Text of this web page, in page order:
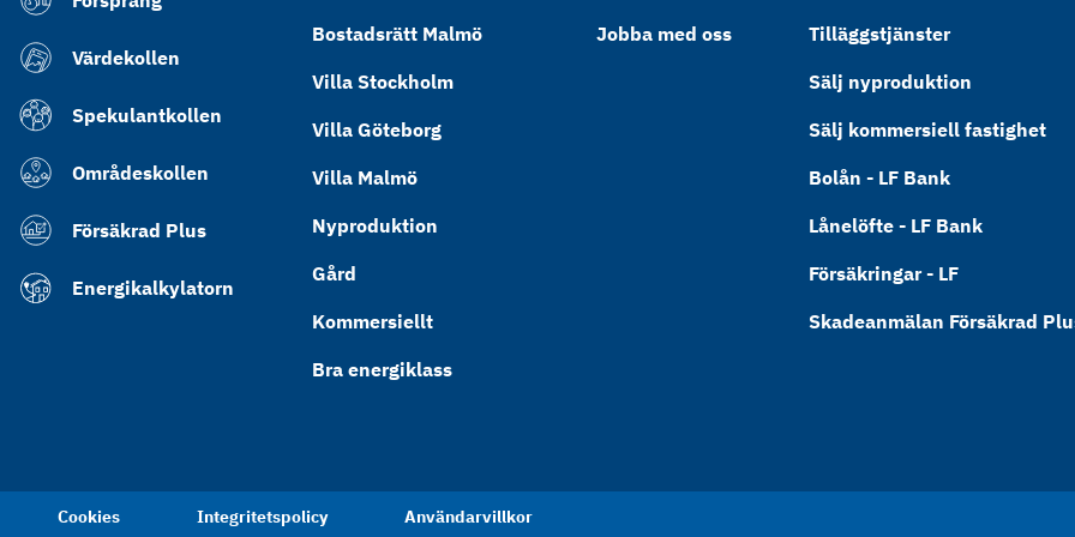
Värdekollen
Spekulantkollen
Områdeskollen
Försäkrad Plus
Energikalkylatorn
Bostadsrätt Malmö
Villa Stockholm
Villa Göteborg
Villa Malmö
Nyproduktion
Gård
Kommersiellt
Bra energiklass
Jobba med oss
Tilläggstjänster
Sälj nyproduktion
Sälj kommersiell fastighet
Bolån - LF Bank
Lånelöfte - LF Bank
Försäkringar - LF
Skadeanmälan Försäkrad
Cookies Integritetspolicy Användarvillkor